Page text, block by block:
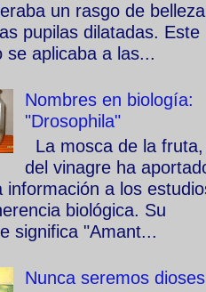
un rasgo de
pupilas dilatadas. Este
se aplicaba a las...
Nombres en biología:
"Drosophila"
La mosca de la
del vinagre ha
información a los
biológica. Su
significa "Amant...
Nunca seremos dioses